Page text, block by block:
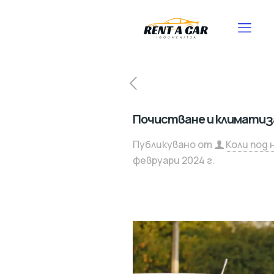
Почистване и
Публикувано от
Коли под
февруари 2024 г.